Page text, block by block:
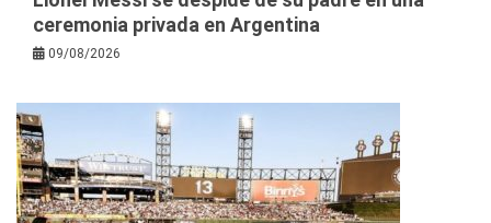
ceremonia privada en Argentina
09/08/2026